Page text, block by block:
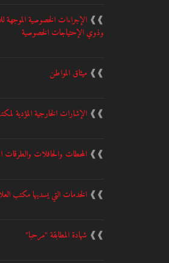
❱❱الإجراءات الخصوصية
وذوي الإحتياجات الخصوصية
❱❱ميثاق المواطن
❱❱الإشارات الخارجية المؤدية
❱❱المحطات والحافلات والطرقات
❱❱الخدمات التي يسديها مكتب
❱❱ شهادة المطابقة "مرحبا"